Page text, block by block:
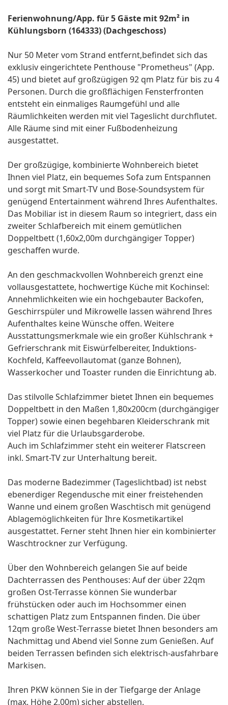
Ferienwohnung/App. für 5 Gäste mit 92m² in
Kühlungsborn (164333) (Dachgeschoss)
Nur 50 Meter vom Strand entfernt,befindet sich das
exklusiv eingerichtete Penthouse "Prometheus" (App.
45) und bietet auf großzügigen 92 qm Platz für bis zu 4
Personen. Durch die großflächigen Fensterfronten
entsteht ein einmaliges Raumgefühl und alle
Räumlichkeiten werden mit viel Tageslicht durchflutet.
Alle Räume sind mit einer Fußbodenheizung
ausgestattet.
Der großzügige, kombinierte Wohnbereich bietet
Ihnen viel Platz, ein bequemes Sofa zum Entspannen
und sorgt mit Smart-TV und Bose-Soundsystem für
genügend Entertainment während Ihres Aufenthaltes.
Das Mobiliar ist in diesem Raum so integriert, dass ein
zweiter Schlafbereich mit einem gemütlichen
Doppeltbett (1,60x2,00m durchgängiger Topper)
geschaffen wurde.
An den geschmackvollen Wohnbereich grenzt eine
vollausgestattete, hochwertige Küche mit Kochinsel:
Annehmlichkeiten wie ein hochgebauter Backofen,
Geschirrspüler und Mikrowelle lassen während Ihres
Aufenthaltes keine Wünsche offen. Weitere
Ausstattungsmerkmale wie ein großer Kühlschrank +
Gefrierschrank mit Eiswürfelbereiter, Induktions-
Kochfeld, Kaffeevollautomat (ganze Bohnen),
Wasserkocher und Toaster runden die Einrichtung ab.
Das stilvolle Schlafzimmer bietet Ihnen ein bequemes
Doppeltbett in den Maßen 1,80x200cm (durchgängiger
Topper) sowie einen begehbaren Kleiderschrank mit
viel Platz für die Urlaubsgarderobe.
Auch im Schlafzimmer steht ein weiterer Flatscreen
inkl. Smart-TV zur Unterhaltung bereit.
Das moderne Badezimmer (Tageslichtbad) ist nebst
ebenerdiger Regendusche mit einer freistehenden
Wanne und einem großen Waschtisch mit genügend
Ablagemöglichkeiten für Ihre Kosmetikartikel
ausgestattet. Ferner steht Ihnen hier ein kombinierter
Waschtrockner zur Verfügung.
Über den Wohnbereich gelangen Sie auf beide
Dachterrassen des Penthouses: Auf der über 22qm
großen Ost-Terrasse können Sie wunderbar
frühstücken oder auch im Hochsommer einen
schattigen Platz zum Entspannen finden. Die über
12qm große West-Terrasse bietet Ihnen besonders am
Nachmittag und Abend viel Sonne zum Genießen. Auf
beiden Terrassen befinden sich elektrisch-ausfahrbare
Markisen.
Ihren PKW können Sie in der Tiefgarge der Anlage
(max. Höhe 2,00m) sicher abstellen.